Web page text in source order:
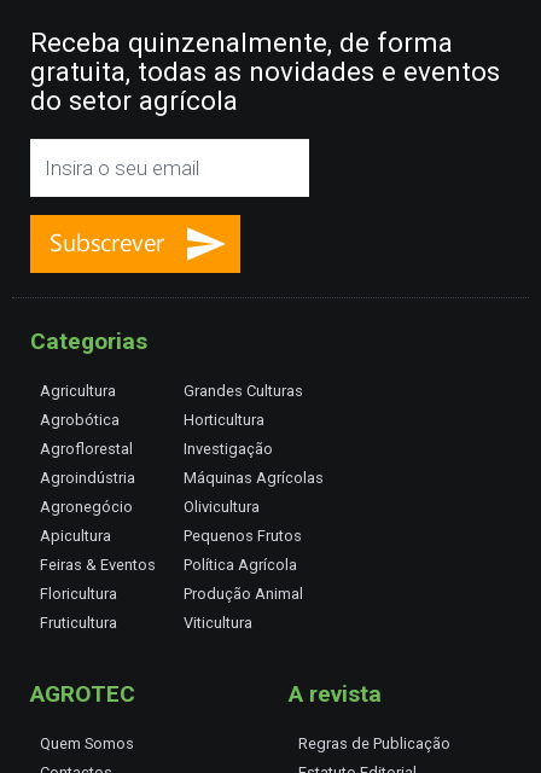
Receba quinzenalmente, de forma
gratuita, todas as novidades e eventos
do setor agrícola
Categorias
Agricultura
Agrobótica
Agroflorestal
Agroindústria
Agronegócio
Apicultura
Feiras & Eventos
Floricultura
Fruticultura
Grandes Culturas
Horticultura
Investigação
Máquinas Agrícolas
Olivicultura
Pequenos Frutos
Política Agrícola
Produção Animal
Viticultura
AGROTEC
Quem Somos
A revista
Regras de Publicação